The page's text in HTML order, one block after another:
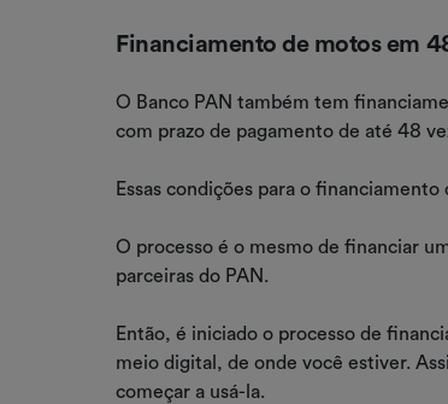
Financiamento de motos em
O Banco PAN também tem
com prazo de pagamento de até 48
Essas condições para o
O processo é o mesmo de financiar
parceiras do PAN.
Então, é iniciado o processo de
meio digital, de onde você estiver.
começar a usá-la.